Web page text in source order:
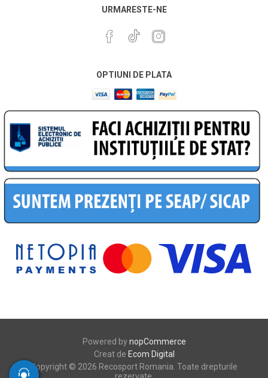
URMARESTE-NE
OPTIUNI DE PLATA
Powered bynopCommerce
Creat de Ecom Digital
Copyright © 2026 Recosport Romania. Toate drepturile